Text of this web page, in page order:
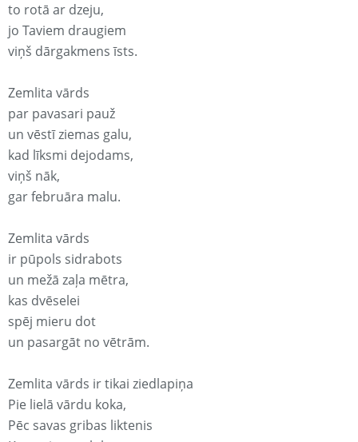
to rotā ar dzeju,
jo Taviem draugiem
viņš dārgakmens īsts.
Zemlita vārds
par pavasari pauž
un vēstī ziemas galu,
kad līksmi dejodams,
viņš nāk,
gar februāra malu.
Zemlita vārds
ir pūpols sidrabots
un mežā zaļa mētra,
kas dvēselei
spēj mieru dot
un pasargāt no vētrām.
Zemlita vārds ir tikai ziedlapiņa
Pie lielā vārdu koka,
Pēc savas gribas liktenis